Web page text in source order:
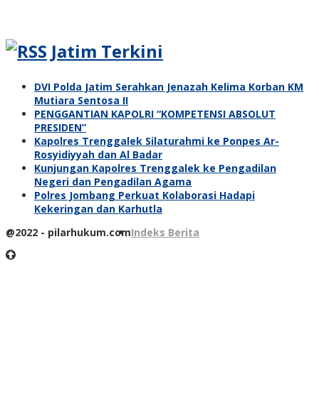
Jatim Terkini
DVI Polda Jatim Serahkan Jenazah Kelima Korban KM
Mutiara Sentosa II
PENGGANTIAN KAPOLRI “KOMPETENSI ABSOLUT
PRESIDEN”
Kapolres Trenggalek Silaturahmi ke Ponpes Ar-
Rosyidiyyah dan Al Badar
Kunjungan Kapolres Trenggalek ke Pengadilan
Negeri dan Pengadilan Agama
Polres Jombang Perkuat Kolaborasi Hadapi
Kekeringan dan Karhutla
@2022 - pilarhukum.comIndeks Berita